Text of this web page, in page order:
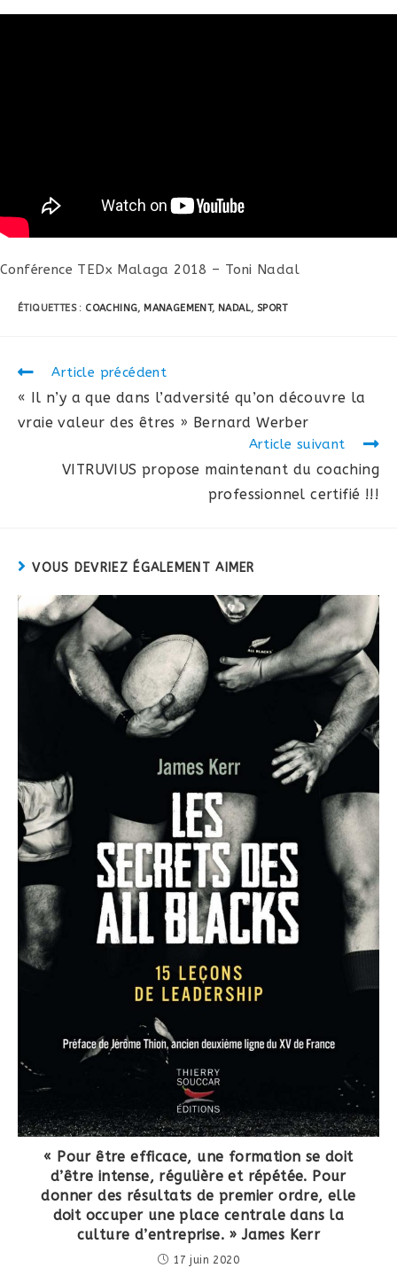
Conférence TEDx Malaga 2018 – Toni Nadal
ÉTIQUETTES : COACHING, MANAGEMENT, NADAL, SPORT
Read
articles
Article précédent
« Il n’y a que dans l’adversité qu’on découvre la
vraie valeur des êtres » Bernard Werber
Article suivant
VITRUVIUS propose maintenant du coaching
professionnel certifié !!!
VOUS DEVRIEZ ÉGALEMENT AIMER
« Pour être efficace, une formation se doit
d’être intense, régulière et répétée. Pour
donner des résultats de premier ordre, elle
doit occuper une place centrale dans la
culture d’entreprise. » James Kerr
17 juin 2020